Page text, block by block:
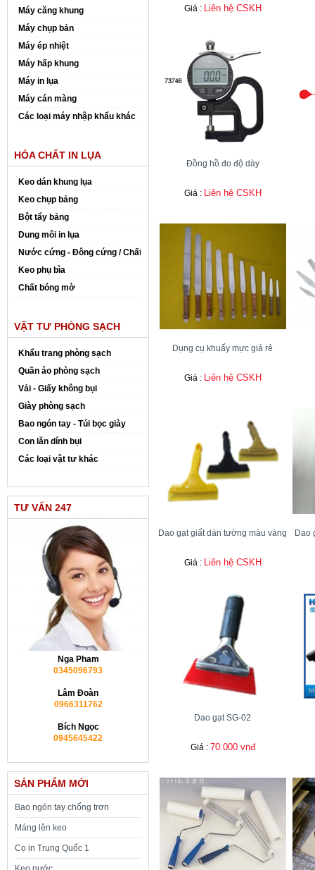
Máy căng khung
Máy chụp bản
Máy ép nhiệt
Máy hấp khung
Máy in lụa
Máy cán màng
Các loại máy nhập khẩu khác
HÓA CHẤT IN LỤA
Keo dán khung lụa
Keo chụp bảng
Bột tẩy bảng
Dung môi in lụa
Nước cứng - Đông cứng / Chất đóng rắn
Keo phụ bìa
Chất bóng mờ
VẬT TƯ PHÒNG SẠCH
Khẩu trang phòng sạch
Quần áo phòng sạch
Vải - Giấy không bụi
Giày phòng sạch
Bao ngón tay - Túi bọc giày
Con lăn dính bụi
Các loại vật tư khác
TƯ VẤN 247
Nga Pham
0345096793
Lâm Đoàn
0966311762
Bích Ngọc
0945645422
SẢN PHẨM MỚI
Bao ngón tay chống trơn
Máng lên keo
Cọ in Trung Quốc 1
Giá : Liên hệ CSKH
Đồng hồ đo độ dày
Giá : Liên hệ CSKH
Dụng cụ khuấy mực giá rẻ
Giá : Liên hệ CSKH
Dao gạt giất dán tường màu vàng
Giá : Liên hệ CSKH
Dao
Dao gạt SG-02
Giá : 70.000 vnđ